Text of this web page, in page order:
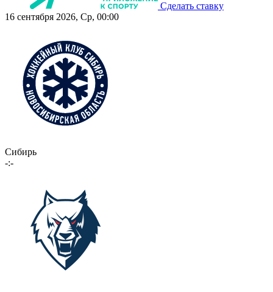
Сделать ставку
16 сентября 2026, Ср, 00:00
Сибирь
-:-